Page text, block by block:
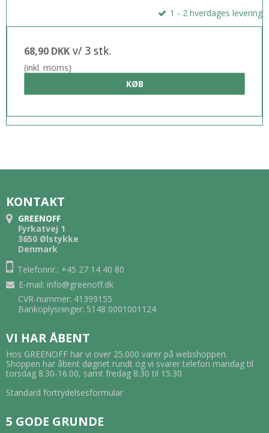
1 - 2 hverdages levering
68,90 DKK v/ 3 stk.
(inkl. moms)
KØB
KONTAKT
GREENOFF
Fyrkatvej 1
3650 Ølstykke
Denmark
Telefonnr.: +45 27 14 40 80
E-mail: info@greenoff.dk
CVR-nummer: 41399155
Bankoplysninger: 5148 0001001124
VI HAR ÅBENT
Hos GREENOFF har vi over 25.000 varer på webshoppen.
Shoppen har åbent døgnet rundt og vi svarer telefon mandag til
torsdag 8.30-16.00, samt fredag 8.30 til 15.30
Standard fortrydelsesformular
5 GODE GRUNDE